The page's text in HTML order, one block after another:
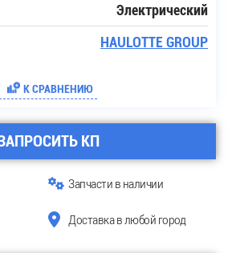
Электрический
HAULOTTE GROUP
К СРАВНЕНИЮ
КП
Запчасти в наличии
Доставка в любой город